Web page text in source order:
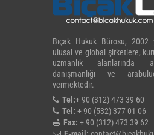
Bıçak Hukuk Bürosu, 2002
ulusal ve global şirketlere,
uzmanlık alanlarında
danışmanlığı ve
vermektedir.
Tel:+ 90 (312) 473 39 60
Tel: + 90 (532) 377 01 06
Fax: + 90 (312) 473 39 62